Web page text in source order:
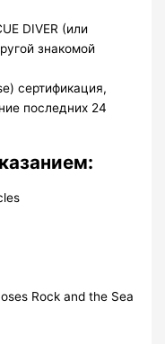
DIVER (или
знакомой
сертификация,
последних 24
Rock and the Sea